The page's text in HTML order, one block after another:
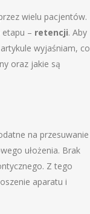
wielu pacjentów.
– retencji. Aby
wyjaśniam, co
oraz jakie są
na przesuwanie
ułożenia. Brak
Z tego
aparatu i